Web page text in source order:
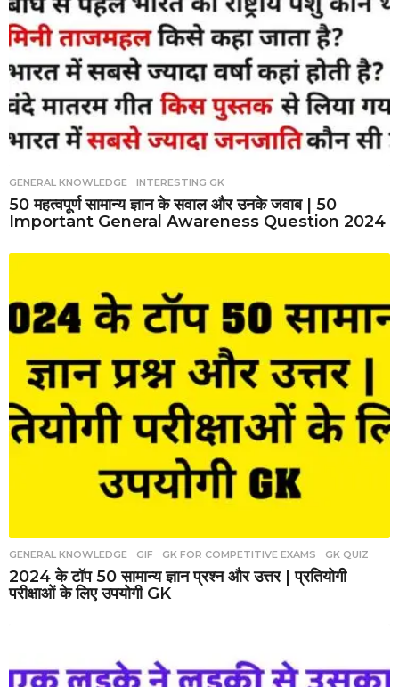
GENERAL KNOWLEDGE ,INTERESTING GK
50 महत्वपूर्ण सामान्य ज्ञान के सवाल और उनके जवाब | 50
Important General Awareness Question 2024
GENERAL KNOWLEDGE ,GIF ,GK FOR COMPETITIVE EXAMS ,GK QUIZ
2024 के टॉप 50 सामान्य ज्ञान प्रश्न और उत्तर | प्रतियोगी
परीक्षाओं के लिए उपयोगी GK